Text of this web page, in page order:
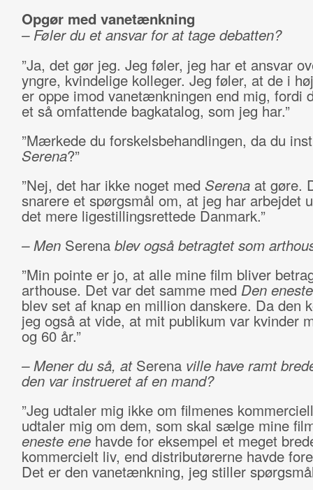
Opgør med vanetænkning
– Føler du et ansvar for at tage debatten?
”Ja, det gør jeg. Jeg føler, jeg har et ansvar
yngre, kvindelige kolleger. Jeg føler, at de i
er oppe imod vanetænkningen end mig, fordi
et så omfattende bagkatalog, som jeg har.”
”Mærkede du forskelsbehandlingen, da du
Serena?”
”Nej, det har ikke noget med Serenaat gøre.
snarere et spørgsmål om, at jeg har arbejdet
det mere ligestillingsrettede Danmark.”
– Men Serenablev også betragtet som
”Min pointe er jo, at alle mine film bliver
arthouse. Det var det samme med Den
blev set af knap en million danskere. Da den
jeg også at vide, at mit publikum var kvinder
og 60 år.”
– Mener du så, at Serenaville have ramt
den var instrueret af en mand?
”Jeg udtaler mig ikke om filmenes
udtaler mig om dem, som skal sælge mine
eneste enehavde for eksempel et meget
kommercielt liv, end distributørerne havde
Det er den vanetænkning, jeg stiller